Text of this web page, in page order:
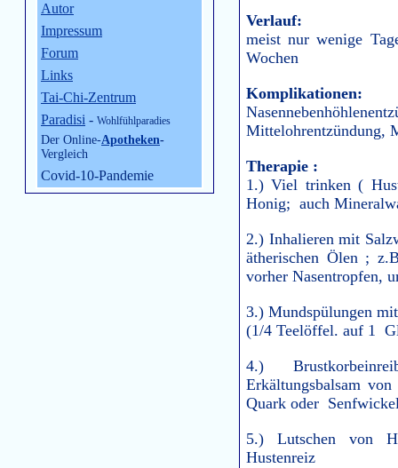
Autor
Impressum
Forum
Links
Tai-Chi-Zentrum
Paradisi - Wohlfühlparadies
Der Online-Apotheken-
Vergleich
Covid-10-Pandemie
Verlauf:
meist nur wenige
Wochen
Komplikationen:
Mittelohrentzündung,
Therapie :
1.) Viel trinken (
Honig; auch
2.) Inhalieren mit
ätherischen Ölen ;
vorher Nasentropfen,
3.) Mundspülungen
(1/4 Teelöffel. auf 1
4.)
Erkältungsbalsam
Quark oder
5.) Lutschen von
Hustenreiz